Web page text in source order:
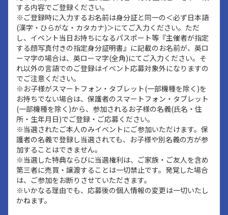
する内容でご登録ください。
※ご登録時に入力するお名前は身分証と同一の＜必ず日本語
(漢字・ひらがな・カタカナ)＞にてご入力ください。ただ
し、イベント当日お持ちになるパスポート等『主催者が指定
する顔写真付きの指定身分証明書』に記載のお名前が、英ロ
ーマ字の場合は、英ローマ字(全角)にてご入力ください。そ
れ以外の言語でのご登録はイベント応募対象外になりますの
でご注意ください。
※お子様がスマートフォン・タブレット(一部機種を除く)を
お持ちでない場合は、保護者のスマートフォン・タブレット
(一部機種を除く)から、参加されるお子様の名義(氏名・住
所・生年月日)でご登録・ご応募ください。
※当選されたご本人のみイベントにご参加いただけます。保
護者の名義で登録し当選されても、お子様や別名義の方が参
加することはできません。
※当選した特典ならびに当選権利は、ご家族・ご友人を含め
第三者に売買・譲渡することは一切禁止です。発覚した場合
は、ご参加をお断りさせていただきます。
※いかなる理由でも、応募後の個人情報の変更は一切いたし
かねます。